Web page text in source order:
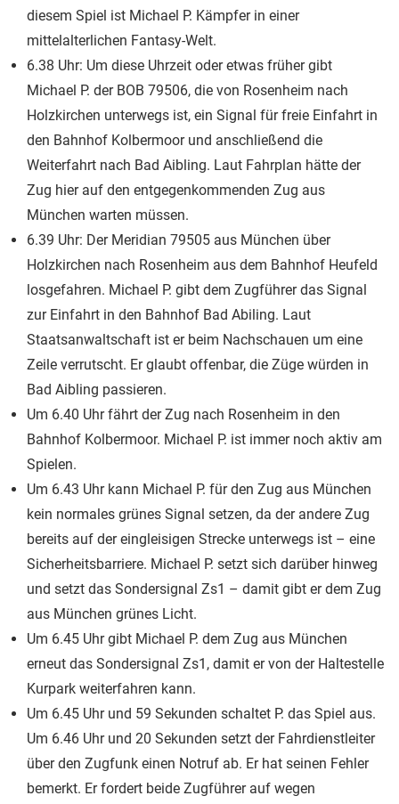
diesem Spiel ist Michael P. Kämpfer in einer
mittelalterlichen Fantasy-Welt.
6.38 Uhr: Um diese Uhrzeit oder etwas früher gibt
Michael P. der BOB 79506, die von Rosenheim nach
Holzkirchen unterwegs ist, ein Signal für freie Einfahrt in
den Bahnhof Kolbermoor und anschließend die
Weiterfahrt nach Bad Aibling. Laut Fahrplan hätte der
Zug hier auf den entgegenkommenden Zug aus
München warten müssen.
6.39 Uhr: Der Meridian 79505 aus München über
Holzkirchen nach Rosenheim aus dem Bahnhof Heufeld
losgefahren. Michael P. gibt dem Zugführer das Signal
zur Einfahrt in den Bahnhof Bad Abiling. Laut
Staatsanwaltschaft ist er beim Nachschauen um eine
Zeile verrutscht. Er glaubt offenbar, die Züge würden in
Bad Aibling passieren.
Um 6.40 Uhr fährt der Zug nach Rosenheim in den
Bahnhof Kolbermoor. Michael P. ist immer noch aktiv am
Spielen.
Um 6.43 Uhr kann Michael P. für den Zug aus München
kein normales grünes Signal setzen, da der andere Zug
bereits auf der eingleisigen Strecke unterwegs ist – eine
Sicherheitsbarriere. Michael P. setzt sich darüber hinweg
und setzt das Sondersignal Zs1 – damit gibt er dem Zug
aus München grünes Licht.
Um 6.45 Uhr gibt Michael P. dem Zug aus München
erneut das Sondersignal Zs1, damit er von der Haltestelle
Kurpark weiterfahren kann.
Um 6.45 Uhr und 59 Sekunden schaltet P. das Spiel aus.
Um 6.46 Uhr und 20 Sekunden setzt der Fahrdienstleiter
über den Zugfunk einen Notruf ab. Er hat seinen Fehler
bemerkt. Er fordert beide Zugführer auf wegen